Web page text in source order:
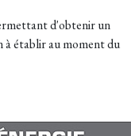
d'obtenir un
établir au moment du